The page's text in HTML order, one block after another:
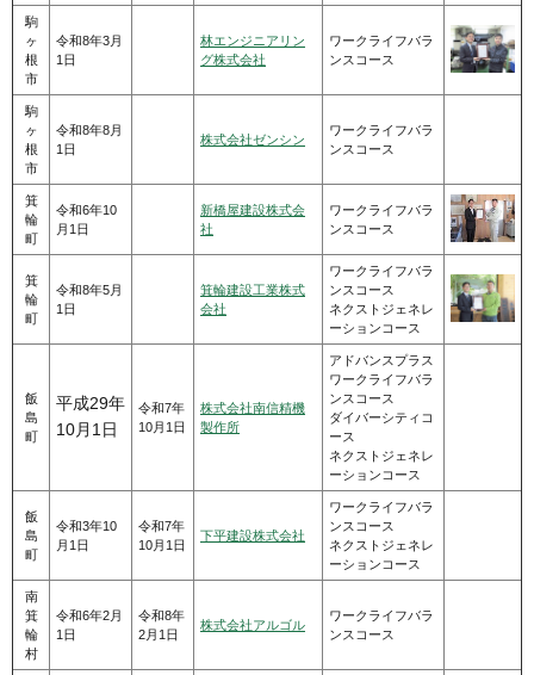
駒
ヶ
根
市
令和8年3月
1日
林エンジニアリン
グ株式会社
ワークライフバラ
ンスコース
駒
ヶ
根
市
令和8年8月
1日
株式会社ゼンシン
ワークライフバラ
ンスコース
箕
輪
町
令和6年10
月1日
新橋屋建設株式会
社
ワークライフバラ
ンスコース
箕
輪
町
令和8年5月
1日
箕輪建設工業株式
会社
ワークライフバラ
ンスコース
ネクストジェネレ
ーションコース
飯
島
町
平成29年
10月1日
令和7年
10月1日
株式会社南信精機
製作所
アドバンスプラス
ワークライフバラ
ンスコース
ダイバーシティコ
ース
ネクストジェネレ
ーションコース
飯
島
町
令和3年10
月1日
令和7年
10月1日
下平建設株式会社
ワークライフバラ
ンスコース
ネクストジェネレ
ーションコース
南
箕
輪
村
令和6年2月
1日
令和8年
2月1日
株式会社アルゴル
ワークライフバラ
ンスコース